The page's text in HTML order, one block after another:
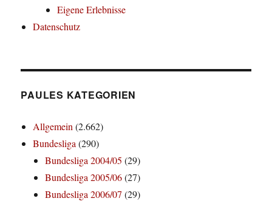
Eigene Erlebnisse
Datenschutz
PAULES KATEGORIEN
Allgemein(2.662)
Bundesliga(290)
Bundesliga 2004/05 (29)
Bundesliga 2005/06(27)
Bundesliga 2006/07 (29)